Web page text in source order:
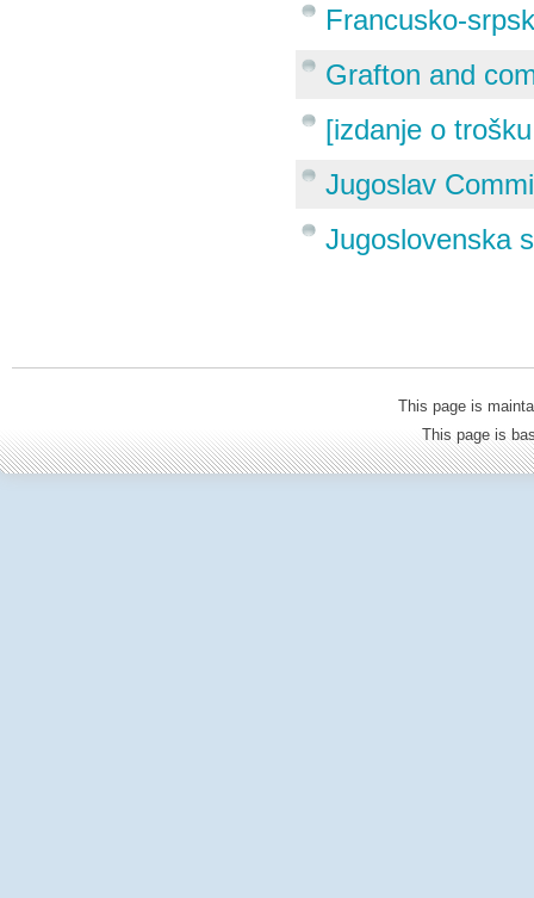
Francusko-
Grafton and
[izdanje o
Jugoslav
Jugoslovenska
This page is
This page is